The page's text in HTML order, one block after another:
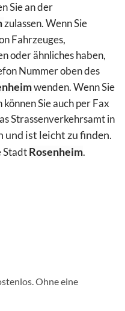
Sie an der
zulassen. Wenn Sie
Fahrzeuges,
oder ähnliches haben,
Nummer oben des
wenden. Wenn Sie
Sie auch per Fax
Strassenverkehrsamt in
und ist leicht zu finden.
StadtRosenheim.
Ohne eine